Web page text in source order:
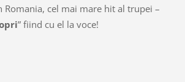
Romania, cel mai mare hit al trupei –
” fiind cu el la voce!